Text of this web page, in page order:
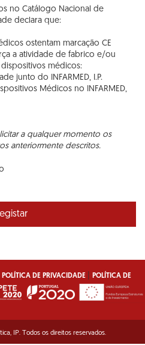
no Catálogo Nacional de
declara que:
ostentam marcação CE
a atividade de fabrico e/ou
médicos:
junto do INFARMED, I.P.
Médicos no INFARMED,
a qualquer momento os
anteriormente descritos.
POLÍTICA DE PRIVACIDADE | POLÍTICA DE
IP. Todos os direitos reservados.